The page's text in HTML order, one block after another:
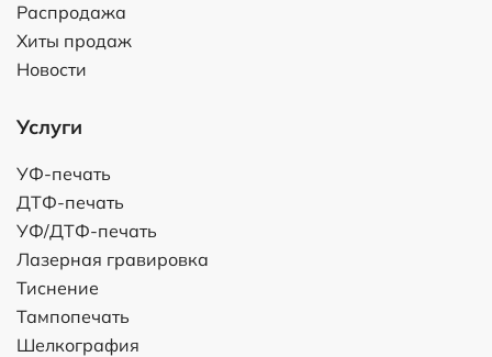
Распродажа
Хиты продаж
Новости
Услуги
УФ-печать
ДТФ-печать
УФ/ДТФ-печать
Лазерная гравировка
Тиснение
Тампопечать
Шелкография